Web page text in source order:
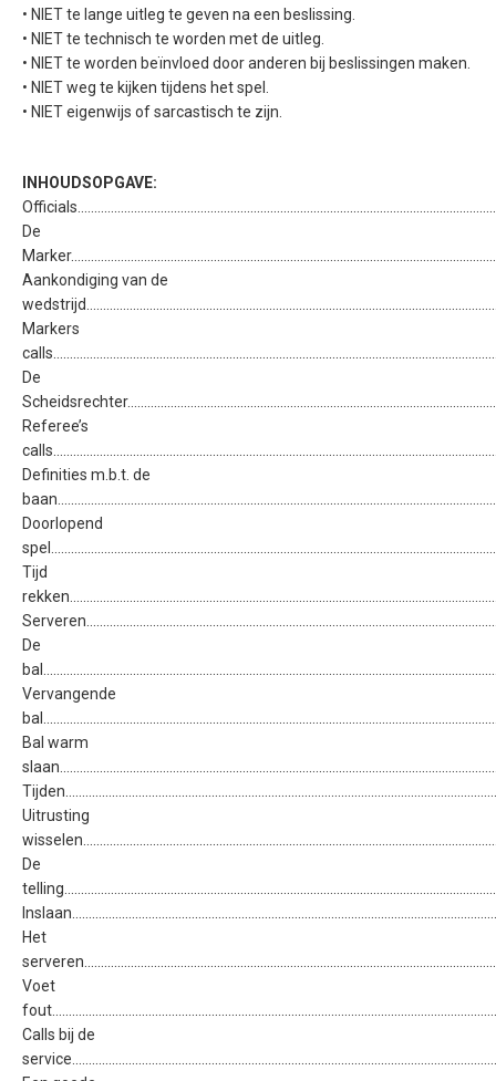
• NIET te lange uitleg te geven na een beslissing.
• NIET te technisch te worden met de uitleg.
• NIET te worden beïnvloed door anderen bij beslissingen maken.
• NIET weg te kijken tijdens het spel.
• NIET eigenwijs of sarcastisch te zijn.
INHOUDSOPGAVE:
De
Aankondiging van de
Markers
De
Referee’s
Definities m.b.t. de
Doorlopend
Tijd
De
Vervangende
Bal warm
Uitrusting
De
Het
Voet
Calls bij de